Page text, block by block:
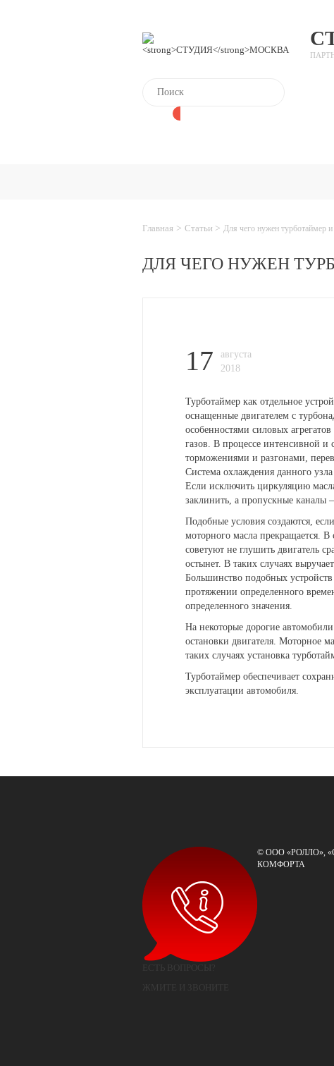
Главная > Статьи > Для чего нужен турботаймер и
ДЛЯ ЧЕГО НУЖЕН
17
августа
2018
Турботаймер как отдельное
оснащенные двигателем с
особенностями силовых
газов. В процессе интенсивной и
торможениями и разгонами,
Система охлаждения данного
Если исключить циркуляцию
заклинить, а пропускные каналы
Подобные условия создаются,
моторного масла прекращается.
советуют не глушить двигатель
остынет. В таких случаях
Большинство подобных
протяжении определенного
определенного значения.
На некоторые дорогие
остановки двигателя. Моторное
таких случаях установка
Турботаймер обеспечивает
эксплуатации автомобиля.
© ООО «РОЛЛО»,
КОМФОРТА